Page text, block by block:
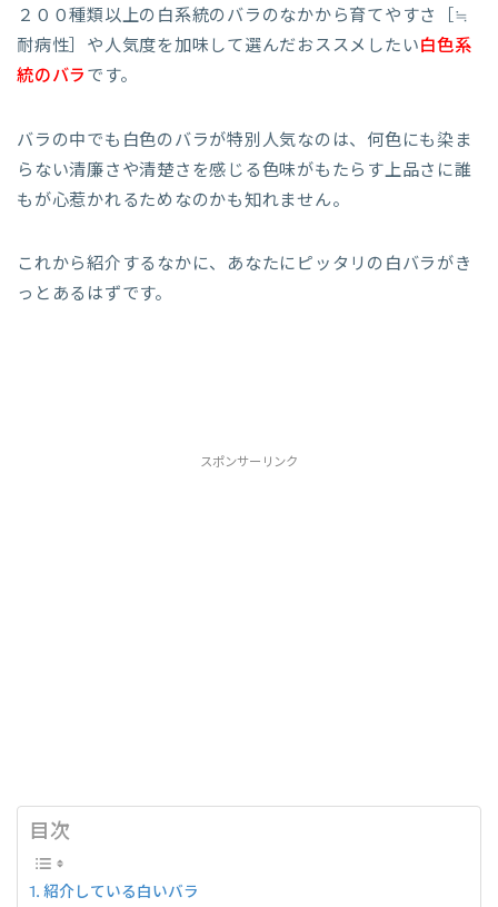
２００種類以上の白系統のバラのなかから育てやすさ［≒
耐病性］や人気度を加味して選んだおススメしたい白色系
統のバラです。
バラの中でも白色のバラが特別人気なのは、何色にも染ま
らない清廉さや清楚さを感じる色味がもたらす上品さに誰
もが心惹かれるためなのかも知れません。
これから紹介するなかに、あなたにピッタリの白バラがき
っとあるはずです。
スポンサーリンク
目次
紹介している白いバラ